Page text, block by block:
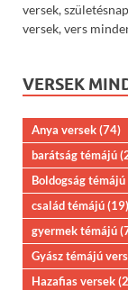
versek,
versek, vers
VERSEK
Anya versek(74)
barátság témájú
Boldogság
család témájú(19)
gyermek témájú
Gyász témájú
Hazafias versek